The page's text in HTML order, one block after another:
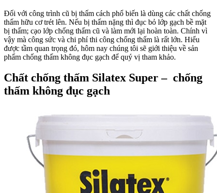
Đối với công trình cũ bị thấm cách phổ biến là dùng các chất chống
thấm hữu cơ trét lên. Nếu bị thấm nặng thì đục bỏ lớp gạch bề mặt
bị thấm; cạo lớp chống thấm cũ và làm mới lại hoàn toàn. Chính vì
vậy mà công sức và chi phí thi công chống thấm là rất lớn. Hiểu
được tầm quan trọng đó, hôm nay chúng tôi sẽ giới thiệu về sản
phẩm chống thấm không đục gạch để quý vị tham khảo.
Chất chống thấm Silatex Super – chống
thấm không đục gạch